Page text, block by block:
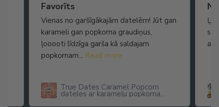
Favorīts
Vienas no garšīgākajām datelēm! Jūt gan
karameli gan popkorna graudiņus,
ļooooti līdzīga garša kā saldajam
popkornam... Read more
True Dates Caramel Popcorn
dateles ar karameļu popkorna
arī